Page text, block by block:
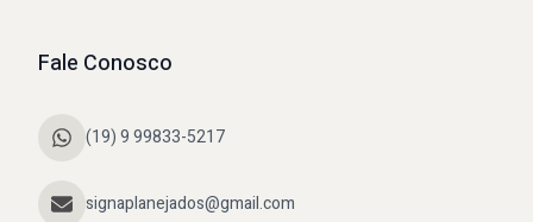
Fale Conosco
(19) 9 99833-5217
signaplanejados@gmail.com